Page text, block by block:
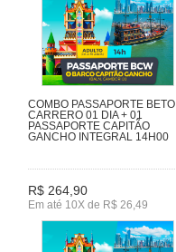
COMBO PASSAPORTE BETO
CARRERO 01 DIA + 01
PASSAPORTE CAPITÃO
GANCHO INTEGRAL 14H00
R$ 264,90
Em até 10X de R$ 26,49